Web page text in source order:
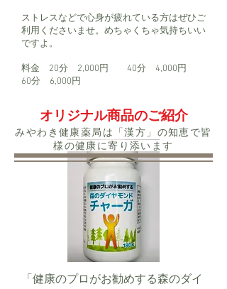
ストレスなどで心身が疲れている方はぜひご
利用くださいませ。めちゃくちゃ気持ちいい
ですよ。
​料金 20分 2,000円 40分 4,000円
60分 6,000円
オリジナル商品のご紹介
「健康のプロがお勧めする森のダイ
​みやわき健康薬局は「漢方」の知恵で皆
様の健康に寄り添います